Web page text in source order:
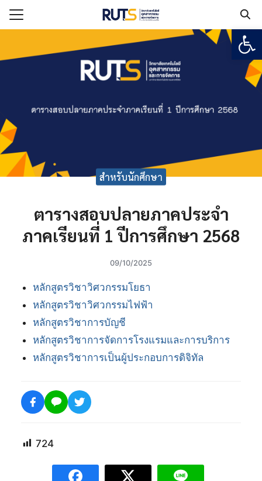
ยน
ร
สำหรับนักศึกษา
ตารางสอบปลายภาคประจำ
ภาคเรียนที่ 1 ปีการศึกษา 2568
09/10/2025
หลักสูตรวิชาวิศวกรรมโยธา
หลักสูตรวิชาวิศวกรรมไฟฟ้า
หลักสูตรวิชาการบัญชี
หลักสูตรวิชาการจัดการโรงแรมและการบริการ
หลักสูตรวิชาการเป็นผู้ประกอบการดิจิทัล
724